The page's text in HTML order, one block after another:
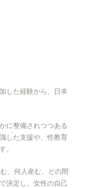
した経験から、日本
に整備されつつある
した支援や、性教育
。
、何人産む、どの間
決定し、女性の自己